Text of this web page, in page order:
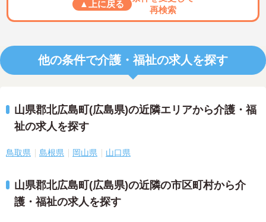
▲上に戻る
再検索
他の条件で介護・福祉の求人を探す
山県郡北広島町(広島県)の近隣エリアから介護・福
祉の求人を探す
鳥取県 島根県 岡山県 山口県
山県郡北広島町(広島県)の近隣の市区町村から介
護・福祉の求人を探す